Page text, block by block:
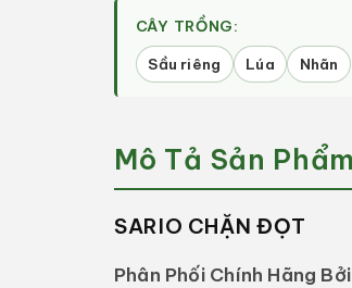
Riêng,
Kích
Thích
Quốc
Riêng,
Kích
Thích
Ra
Quốc
CÂY TRỒNG:
Sầu riêng
Lúa Nhãn
Mô Tả Sản Phẩm
SARIO CHẶN ĐỌT
Phân Phối Chính Hãng